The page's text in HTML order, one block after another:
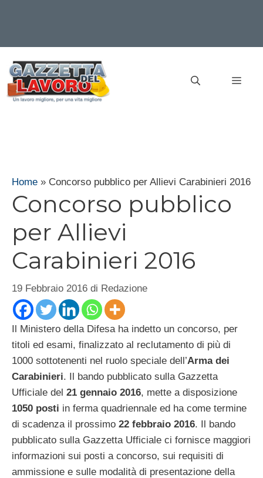
contenuto
Home » Concorso pubblico per Allievi Carabinieri 2016
Concorso pubblico
per Allievi
Carabinieri 2016
19 Febbraio 2016 di Redazione
Il Ministero della Difesa ha indetto un concorso, per
titoli ed esami, finalizzato al reclutamento di più di
1000 sottotenenti nel ruolo speciale dell’Arma dei
Carabinieri. Il bando pubblicato sulla Gazzetta
Ufficiale del 21 gennaio 2016, mette a disposizione
1050 posti in ferma quadriennale ed ha come termine
di scadenza il prossimo 22 febbraio 2016. Il bando
pubblicato sulla Gazzetta Ufficiale ci fornisce maggiori
informazioni sui posti a concorso, sui requisiti di
ammissione e sulle modalità di presentazione della